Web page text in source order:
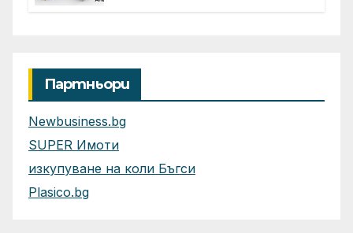
Партньори
Newbusiness.bg
SUPER Имоти
изкупуване на коли Бъгси
Plasico.bg